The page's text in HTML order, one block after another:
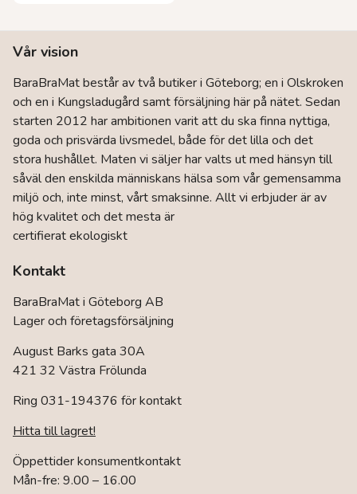
Vår vision
BaraBraMat består av två butiker i Göteborg; en i Olskroken
och en i Kungsladugård samt försäljning här på nätet. Sedan
starten 2012 har ambitionen varit att du ska finna nyttiga,
goda och prisvärda livsmedel, både för det lilla och det
stora hushållet. Maten vi säljer har valts ut med hänsyn till
såväl den enskilda människans hälsa som vår gemensamma
miljö och, inte minst, vårt smaksinne. Allt vi erbjuder är av
hög kvalitet och det mesta är
certifierat ekologiskt
Kontakt
BaraBraMat i Göteborg AB
Lager och företagsförsäljning
August Barks gata 30A
421 32 Västra Frölunda
Ring 031-194376 för kontakt
Hitta till lagret!
Öppettider konsumentkontakt
Mån-fre: 9.00 – 16.00